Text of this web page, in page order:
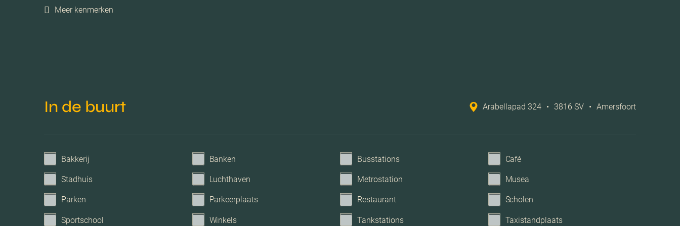
Voorzieningen
Meer kenmerken
In de buurt Arabellapad 324 • 3816 SV • Amersfoort
Bakkerij Banken Busstations Café
Stadhuis Luchthaven Metrostation Musea
Parken Parkeerplaats Restaurant Scholen
Sportschool Winkels Tankstations Taxistandplaats